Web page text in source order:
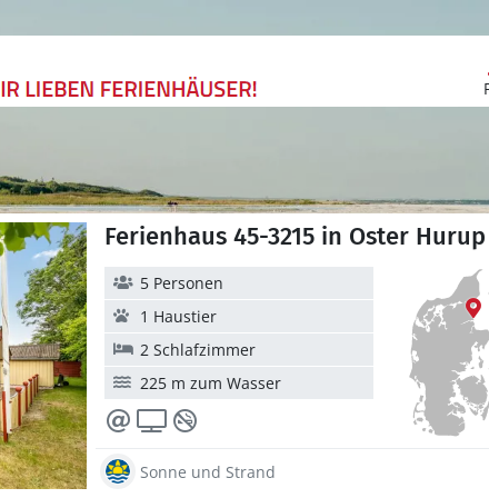
Ferienhaus 45-3215 in Oster
5 Personen
1 Haustier
2 Schlafzimmer
225 m zum Wasser
Sonne und Strand